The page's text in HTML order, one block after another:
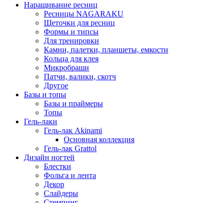
Наращивание ресниц
Ресницы NAGARAKU
Щеточки для ресниц
Формы и типсы
Для тренировки
Камни, палетки, планшеты, емкости
Кольца для клея
Микробраши
Патчи, валики, скотч
Другое
Базы и топы
Базы и праймеры
Топы
Гель-лаки
Гель-лак Akinami
Основная коллекция
Гель-лак Grattol
Дизайн ногтей
Блестки
Фольга и лента
Декор
Слайдеры